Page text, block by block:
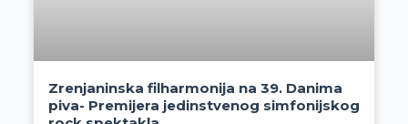
Zrenjaninska filharmonija na 39. Danima
piva- Premijera jedinstvenog simfonijskog